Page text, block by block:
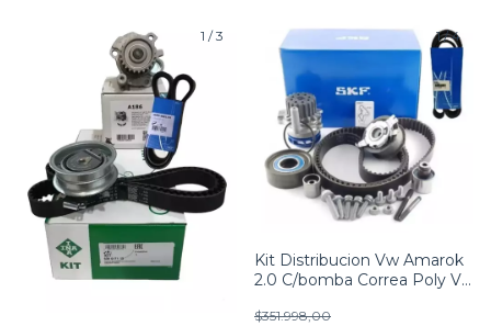
1 /3 1/4
Kit Distribucion Vw Amarok
2.0 C/bomba Correa Poly V
$351.998,00